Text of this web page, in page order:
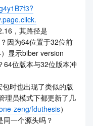
，其路径是
因为64位置于32位前
显示biber version
64位版本与32位版本冲
时也出现了类似的版
理员模式下都更新了几
zeng/fduthesis）
一个源头吗？